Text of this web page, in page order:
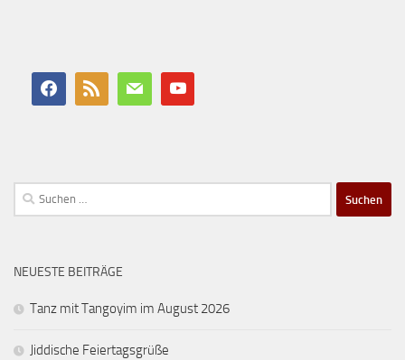
Suchen
nach:
NEUESTE BEITRÄGE
Tanz mit Tangoyim im August 2026
Jiddische Feiertagsgrüße